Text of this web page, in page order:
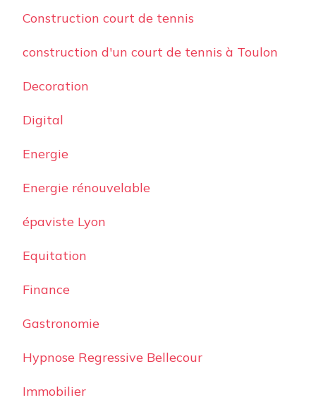
Construction court de tennis
construction d'un court de tennis à Toulon
Decoration
Digital
Energie
Energie rénouvelable
épaviste Lyon
Equitation
Finance
Gastronomie
Hypnose Regressive Bellecour
Immobilier